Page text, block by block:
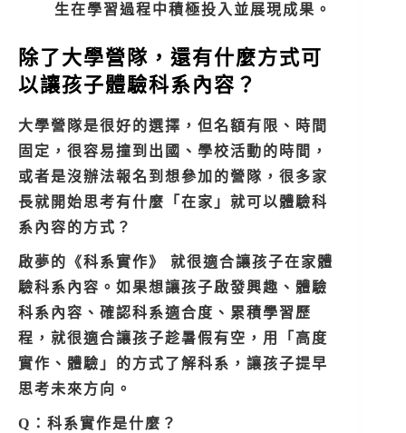
生在學習過程中積極投入並展現成果。
除了大學營隊，還有什麼方式可
以讓孩子體驗科系內容？
大學營隊是很好的選擇，但名額有限、時間
固定，很容易撞到出國、學校活動的時間，
或者是沒辦法報名到想參加的營隊，很多家
長就開始思考有什麼「在家」就可以體驗科
系內容的方式？
啟夢的《科系實作》 就很適合讓孩子在家體
驗科系內容。如果想讓孩子啟發興趣、體驗
科系內容、確認科系適合度、累積學習歷
程，就很適合讓孩子趁暑假有空，用「高度
實作、體驗」的方式了解科系，讓孩子提早
思考未來方向。
Q：科系實作是什麼？